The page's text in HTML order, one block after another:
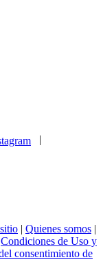
| Quienes somos |
Condiciones de Uso y
consentimiento de